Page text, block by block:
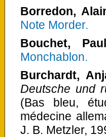
Borredon,
Note Morder.
Bouchet,
Monchablon.
Burchardt,
Deutsche und
(Bas bleu,
médecine
J. B. Metzler,